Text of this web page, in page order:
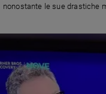
Cinema,
Musica
Arte
nonostante le sue drastiche